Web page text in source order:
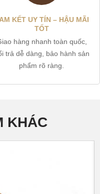
KẾT UY TÍN – HẬU MÃI
TỐT
hàng nhanh toàn quốc,
trả dễ dàng, bảo hành sản
phẩm rõ ràng.
KHÁC